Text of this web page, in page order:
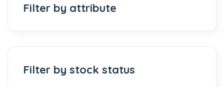
Filter by attribute
Filter by stock status